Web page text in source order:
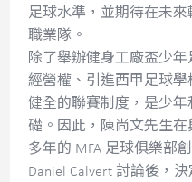
足球水準，並期待在未
職業隊。
除了舉辦健身工廠盃少
經營權、引進西甲足球
健全的聯賽制度，是少
礎。因此，陳尚文先生在
多年的 MFA 足球俱樂部
Daniel Calvert 討論後，